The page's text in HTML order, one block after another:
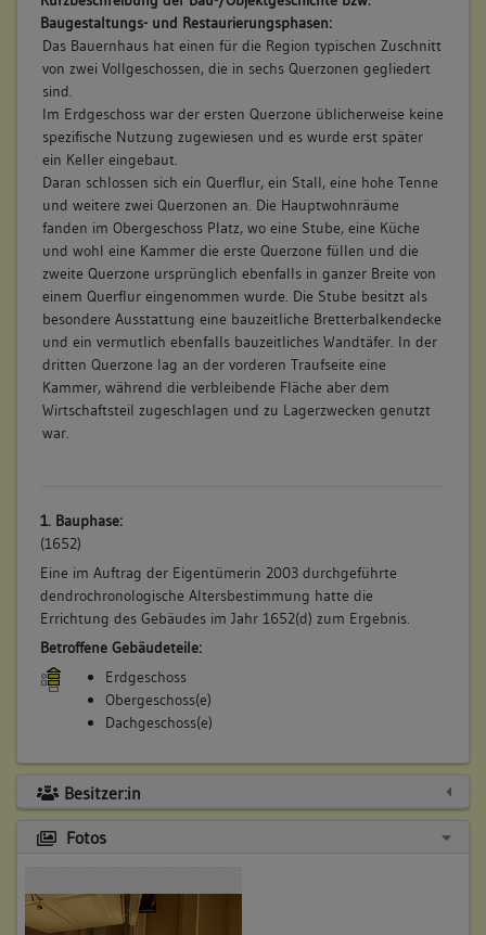
Baugestaltungs- und Restaurierungsphasen:
Das Bauernhaus hat einen für die Region typischen Zuschnitt
von zwei Vollgeschossen, die in sechs Querzonen gegliedert
sind.
Im Erdgeschoss war der ersten Querzone üblicherweise keine
spezifische Nutzung zugewiesen und es wurde erst später
ein Keller eingebaut.
Daran schlossen sich ein Querflur, ein Stall, eine hohe Tenne
und weitere zwei Querzonen an. Die Hauptwohnräume
fanden im Obergeschoss Platz, wo eine Stube, eine Küche
und wohl eine Kammer die erste Querzone füllen und die
zweite Querzone ursprünglich ebenfalls in ganzer Breite von
einem Querflur eingenommen wurde. Die Stube besitzt als
besondere Ausstattung eine bauzeitliche Bretterbalkendecke
und ein vermutlich ebenfalls bauzeitliches Wandtäfer. In der
dritten Querzone lag an der vorderen Traufseite eine
Kammer, während die verbleibende Fläche aber dem
Wirtschaftsteil zugeschlagen und zu Lagerzwecken genutzt
war.
1. Bauphase:
(1652)
Eine im Auftrag der Eigentümerin 2003 durchgeführte
dendrochronologische Altersbestimmung hatte die
Errichtung des Gebäudes im Jahr 1652(d) zum Ergebnis.
Betroffene Gebäudeteile:
Erdgeschoss
Obergeschoss(e)
Dachgeschoss(e)
Besitzer:in
Fotos